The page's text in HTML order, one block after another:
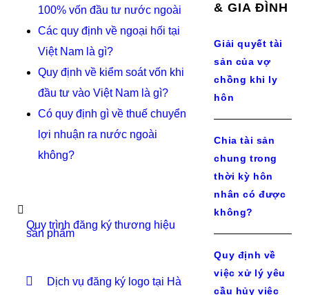
100% vốn đầu tư nước ngoài
Các quy định về ngoại hối tại
Việt Nam là gì?
Quy định về kiểm soát vốn khi
đầu tư vào Việt Nam là gì?
Có quy định gì về thuế chuyển
lợi nhuận ra nước ngoài
không?
Quy trình đăng ký thương hiệu
sản phẩm
Dịch vụ đăng ký logo tại Hà
& GIA ĐÌNH
Giải quyết tài
sản của vợ
chồng khi ly
hôn
Chia tài sản
chung trong
thời kỳ hôn
nhân có được
không?
Quy định về
việc xử lý yêu
cầu hủy việc